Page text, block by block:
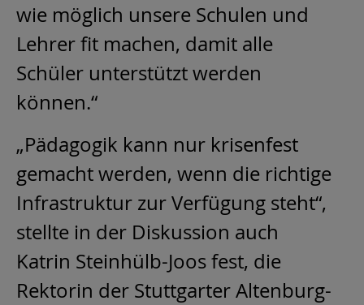
wie möglich unsere Schulen und
Lehrer fit machen, damit alle
Schüler unterstützt werden
können.“
„Pädagogik kann nur krisenfest
gemacht werden, wenn die richtige
Infrastruktur zur Verfügung steht“,
stellte in der Diskussion auch
Katrin Steinhülb-Joos fest, die
Rektorin der Stuttgarter Altenburg-